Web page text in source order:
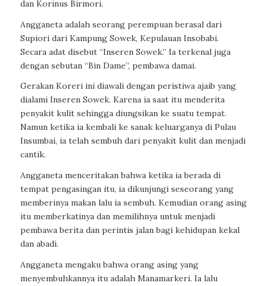
dan Korinus Birmori.
Angganeta adalah seorang perempuan berasal dari
Supiori dari Kampung Sowek, Kepulauan Insobabi.
Secara adat disebut “Inseren Sowek.” Ia terkenal juga
dengan sebutan “Bin Dame”, pembawa damai.
Gerakan Koreri ini diawali dengan peristiwa ajaib yang
dialami Inseren Sowek. Karena ia saat itu menderita
penyakit kulit sehingga diungsikan ke suatu tempat.
Namun ketika ia kembali ke sanak keluarganya di Pulau
Insumbai, ia telah sembuh dari penyakit kulit dan menjadi
cantik.
Angganeta menceritakan bahwa ketika ia berada di
tempat pengasingan itu, ia dikunjungi seseorang yang
memberinya makan lalu ia sembuh. Kemudian orang asing
itu memberkatinya dan memilihnya untuk menjadi
pembawa berita dan perintis jalan bagi kehidupan kekal
dan abadi.
Angganeta mengaku bahwa orang asing yang
menyembuhkannya itu adalah Manamarkeri. Ia lalu